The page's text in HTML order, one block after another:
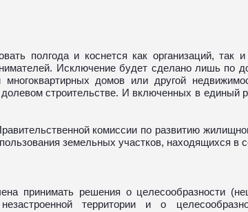
полгода и коснется как организаций, так
Исключение будет сделано лишь по
многоквартирных домов или другой
долевом строительстве. И включенных в единый
комиссии по развитию
земельных участков, находящихся в
принимать решения о целесообразности
территории и о